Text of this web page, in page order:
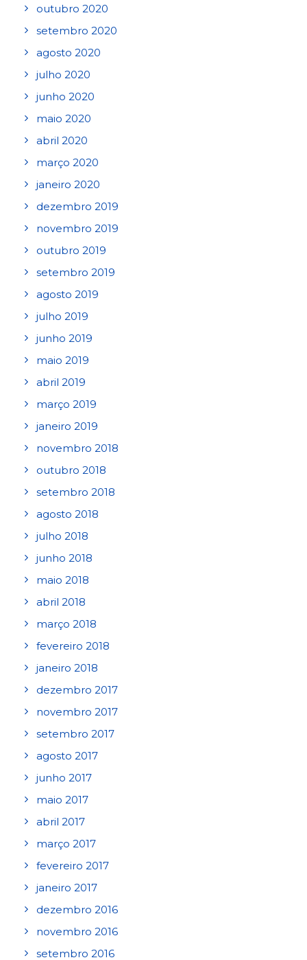
outubro 2020
setembro 2020
agosto 2020
julho 2020
junho 2020
maio 2020
abril 2020
março 2020
janeiro 2020
dezembro 2019
novembro 2019
outubro 2019
setembro 2019
agosto 2019
julho 2019
junho 2019
maio 2019
abril 2019
março 2019
janeiro 2019
novembro 2018
outubro 2018
setembro 2018
agosto 2018
julho 2018
junho 2018
maio 2018
abril 2018
março 2018
fevereiro 2018
janeiro 2018
dezembro 2017
novembro 2017
setembro 2017
agosto 2017
junho 2017
maio 2017
abril 2017
março 2017
fevereiro 2017
janeiro 2017
dezembro 2016
novembro 2016
setembro 2016